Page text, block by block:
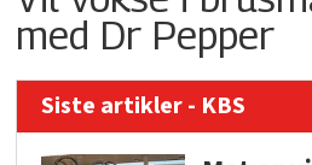
med Dr Pepper
Siste artikler - KBS